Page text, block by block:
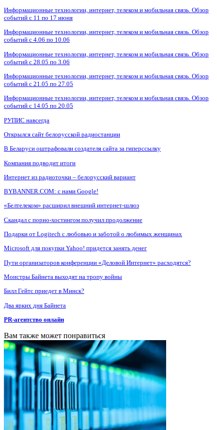
Информационные технологии, интернет, телеком и мобильная связь. Обзор
событий с 11 по 17 июня
Информационные технологии, интернет, телеком и мобильная связь. Обзор
событий с 4.06 по 10.06
Информационные технологии, интернет, телеком и мобильная связь. Обзор
событий с 28.05 по 3.06
Информационные технологии, интернет, телеком и мобильная связь. Обзор
событий с 21.05 по 27.05
Информационные технологии, интернет, телеком и мобильная связь. Обзор
событий с 14.05 по 20.05
РУПИС навсегда
Открылся сайт белорусской радиостанции
В Беларуси оштрафовали создателя сайта за гиперссылку
Компания подводит итоги
Интернет из радиоточки – белорусский вариант
BYBANNER.COM: c нами Google!
«Белтелеком» расширил внешний интернет-шлюз
Скандал с порно-хостингом получил продолжение
Подарки от Logitech с любовью и заботой о любимых женщинах
Microsoft для покупки Yahoo! придется занять денег
Пути организаторов конференции «Деловой Интернет» расходятся?
Монстры Байнета выходят на тропу войны
Билл Гейтс приедет в Минск?
Два ярких дня Байнета
PR-агентство онлайн
Вам также может понравиться